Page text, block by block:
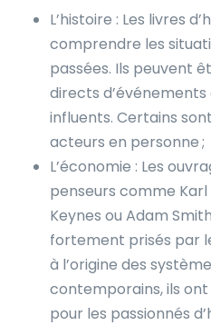
L’histoire : Les livres
comprendre les
passées. Ils peuvent
directs d’événements
influents. Certains
acteurs en personne ;
L’économie : Les
penseurs comme
Keynes ou Adam
fortement prisés par
à l’origine des
contemporains, ils
pour les passionnés